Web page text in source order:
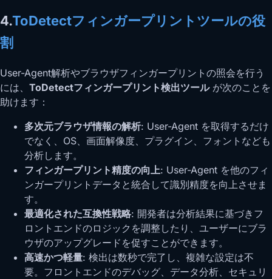
4.ToDetectフィンガープリントツールの役
割
User-Agent解析やブラウザフィンガープリントの照会を行う
には、 ToDetectフィンガープリント検出ツールが次のことを
助けます：
多次元ブラウザ情報の解析: User-Agent を取得するだけ
でなく、OS、画面解像度、プラグイン、フォントなども
分析します。
フィンガープリント精度の向上: User-Agent を他のフィ
ンガープリントデータと統合して識別精度を向上させま
す。
最適化された互換性戦略: 開発者は分析結果に基づきフ
ロントエンドのロジックを調整したり、ユーザーにブラ
ウザのアップグレードを促すことができます。
高速かつ軽量: 検出は数秒で完了し、複雑な設定は不
要。フロントエンドのデバッグ、データ分析、セキュリ